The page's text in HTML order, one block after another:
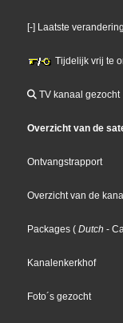
[-] Laatste
Tijdelijk vrij te
TV kanaal gezocht
Overzicht van de
Ontvangstrapport
Overzicht van de
Packages ( Dutch -
Kanalenkerkhof
Foto´s gezocht